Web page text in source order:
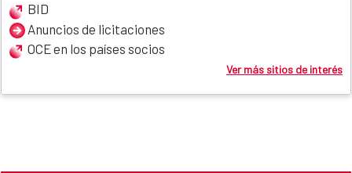
BID
Anuncios de licitaciones
OCE en los países socios
Ver más sitios de interés